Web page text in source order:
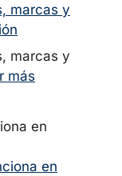
marcas y
marcas y
más
en